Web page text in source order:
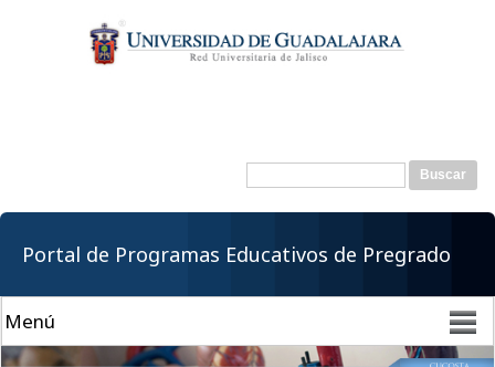
contenido
principal
Formulario de
Buscar
Portal de Programas Educativos de Pregrado